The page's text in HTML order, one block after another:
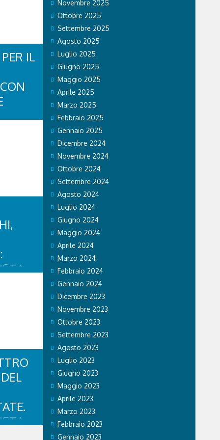
IL
a
e unito.
Novembre 2025
Ottobre 2025
Settembre 2025
Agosto 2025
Luglio 2025
Giugno 2025
Maggio 2025
Aprile 2025
Marzo 2025
Febbraio 2025
Gennaio 2025
Dicembre 2024
Novembre 2024
Ottobre 2024
Settembre 2024
Agosto 2024
Luglio 2024
Giugno 2024
Maggio 2024
Aprile 2024
Marzo 2024
Febbraio 2024
Gennaio 2024
Dicembre 2023
Novembre 2023
Ottobre 2023
Settembre 2023
Agosto 2023
Luglio 2023
Giugno 2023
Maggio 2023
Aprile 2023
Marzo 2023
Febbraio 2023
Gennaio 2023